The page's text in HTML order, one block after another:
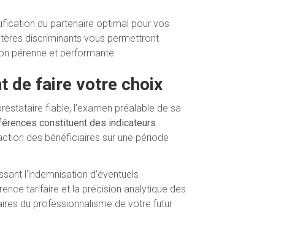
du partenaire optimal pour vos
discriminants vous permettront
pérenne et performante.
de faire votre choix
fiable, l'examen préalable de sa
constituent des indicateurs
des bénéficiaires sur une période
l'indemnisation d'éventuels
tarifaire et la précision analytique des
du professionnalisme de votre futur